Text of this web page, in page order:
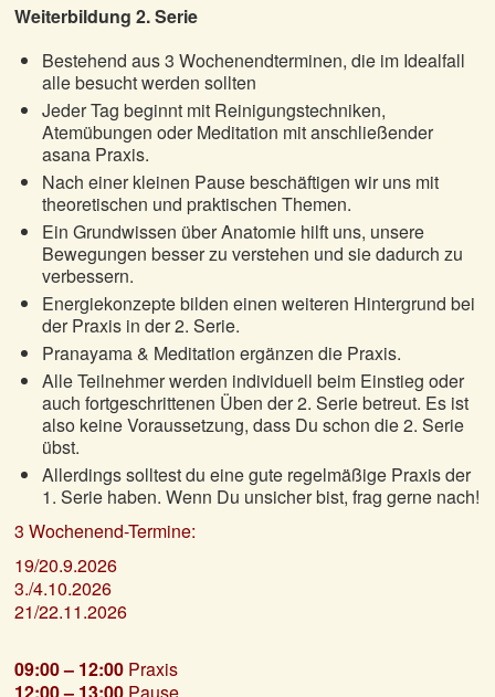
Weiterbildung 2. Serie
Bestehend aus 3 Wochenendterminen, die im Idealfall
alle besucht werden sollten
Jeder Tag beginnt mit Reinigungstechniken,
Atemübungen oder Meditation mit anschließender
asana Praxis.
Nach einer kleinen Pause beschäftigen wir uns mit
theoretischen und praktischen Themen.
Ein Grundwissen über Anatomie hilft uns, unsere
Bewegungen besser zu verstehen und sie dadurch zu
verbessern.
Energiekonzepte bilden einen weiteren Hintergrund bei
der Praxis in der 2. Serie.
Pranayama & Meditation ergänzen die Praxis.
Alle Teilnehmer werden individuell beim Einstieg oder
auch fortgeschrittenen Üben der 2. Serie betreut. Es ist
also keine Voraussetzung, dass Du schon die 2. Serie
übst.
Allerdings solltest du eine gute regelmäßige Praxis der
1. Serie haben. Wenn Du unsicher bist, frag gerne nach!
3 Wochenend-Termine:
19/20.9.2026
3./4.10.2026
21/22.11.2026
09:00 – 12:00 Praxis